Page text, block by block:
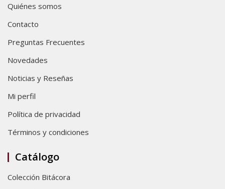
Quiénes somos
Contacto
Preguntas Frecuentes
Novedades
Noticias y Reseñas
Mi perfil
Política de privacidad
Términos y condiciones
Catálogo
Colección Bitácora